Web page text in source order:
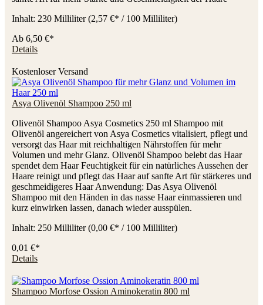
Inhalt: 230 Milliliter(2,57 €* / 100 Milliliter)
Ab 6,50 €*
Details
Kostenloser Versand
Asya Olivenöl Shampoo 250 ml
Olivenöl Shampoo Asya Cosmetics 250 ml Shampoo mit
Olivenöl angereichert von Asya Cosmetics vitalisiert, pflegt und
versorgt das Haar mit reichhaltigen Nährstoffen für mehr
Volumen und mehr Glanz. Olivenöl Shampoo belebt das Haar
spendet dem Haar Feuchtigkeit für ein natürliches Aussehen der
Haare reinigt und pflegt das Haar auf sanfte Art für stärkeres und
geschmeidigeres Haar Anwendung: Das Asya Olivenöl
Shampoo mit den Händen in das nasse Haar einmassieren und
kurz einwirken lassen, danach wieder ausspülen.
Inhalt: 250 Milliliter(0,00 €* / 100 Milliliter)
0,01 €*
Details
Shampoo Morfose Ossion Aminokeratin 800 ml